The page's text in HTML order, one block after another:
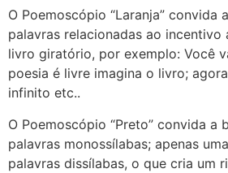
O Poemoscópio “Laranja” convida
palavras relacionadas ao
livro giratório, por exemplo: Você
poesia é livre imagina o livro;
infinito etc..
O Poemoscópio “Preto” convida a
palavras monossílabas; apenas
palavras dissílabas, o que cria um